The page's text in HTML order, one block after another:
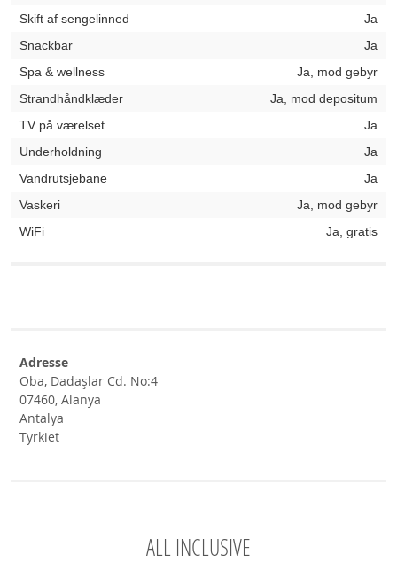
Skift af sengelinned
Ja
Snackbar
Ja
Spa & wellness
Ja, mod gebyr
Strandhåndklæder
Ja, mod depositum
TV på værelset
Ja
Underholdning
Ja
Vandrutsjebane
Ja
Vaskeri
Ja, mod gebyr
WiFi
Ja, gratis
Adresse
Oba, Dadaşlar Cd. No:4
07460, Alanya
Antalya
Tyrkiet
ALL INCLUSIVE